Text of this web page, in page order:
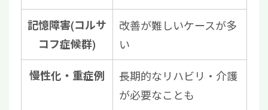
記憶障害(コルサ
コフ症候群)
改善が難しいケースが多
い
慢性化・重症例
長期的なリハビリ・介護
が必要なことも